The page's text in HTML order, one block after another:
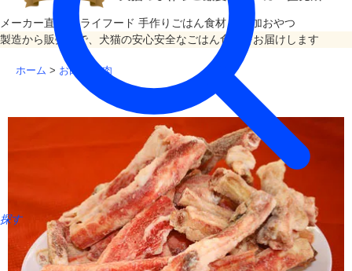
探す
メーカー直売 ドライフード 手作りごはん食材
無添加おやつ
製造から販売まで、犬猫の安心安全なごはん食材をお届けします
ホーム > お肉 馬肉